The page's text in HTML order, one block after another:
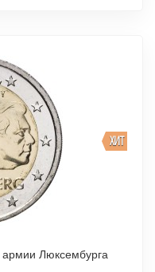
ХИТ
евро 2017 г 50 лет армии Люксембурга